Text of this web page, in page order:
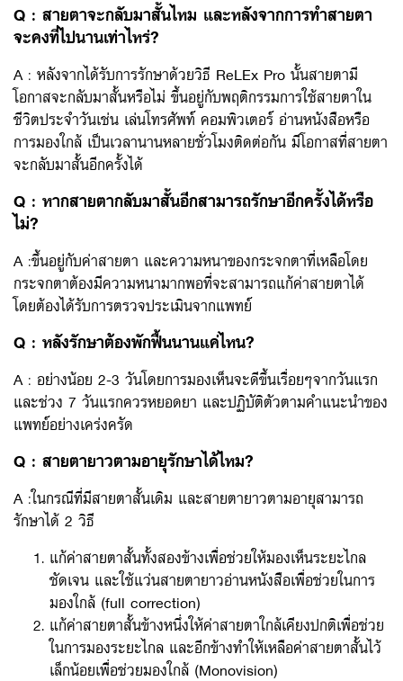
Q : สายตาจะกลับมาสั้นไหม และหลังจากการทำสายตา
จะคงที่ไปนานเท่าไหร่?
A : หลังจากได้รับการรักษาด้วยวิธี ReLEx Pro นั้นสายตามี
โอกาสจะกลับมาสั้นหรือไม่ ขึ้นอยู่กับพฤติกรรมการใช้สายตาใน
ชีวิตประจำวันเช่น เล่นโทรศัพท์ คอมพิวเตอร์ อ่านหนังสือหรือ
การมองใกล้ เป็นเวลานานหลายชั่วโมงติดต่อกัน มีโอกาสที่สายตา
จะกลับมาสั้นอีกครั้งได้
Q : หากสายตากลับมาสั้นอีกสามารถรักษาอีกครั้งได้หรือ
ไม่?
A :ขึ้นอยู่กับค่าสายตา และความหนาของกระจกตาที่เหลือโดย
กระจกตาต้องมีความหนามากพอที่จะสามารถแก้ค่าสายตาได้
โดยต้องได้รับการตรวจประเมินจากแพทย์
Q : หลังรักษาต้องพักฟื้นนานแค่ไหน?
A : อย่างน้อย 2-3 วันโดยการมองเห็นจะดีขึ้นเรื่อยๆจากวันแรก
และช่วง 7 วันแรกควรหยอดยา และปฏิบัติตัวตามคำแนะนำของ
แพทย์อย่างเคร่งครัด
Q : สายตายาวตามอายุรักษาได้ไหม?
A :ในกรณีที่มีสายตาสั้นเดิม และสายตายาวตามอายุสามารถ
รักษาได้ 2 วิธี
แก้ค่าสายตาสั้นทั้งสองข้างเพื่อช่วยให้มองเห็นระยะไกล
ชัดเจน และใช้แว่นสายตายาวอ่านหนังสือเพื่อช่วยในการ
มองใกล้ (full correction)
แก้ค่าสายตาสั้นข้างหนึ่งให้ค่าสายตาใกล้เคียงปกติเพื่อช่วย
ในการมองระยะไกล และอีกข้างทำให้เหลือค่าสายตาสั้นไว้
เล็กน้อยเพื่อช่วยมองใกล้ (Monovision)